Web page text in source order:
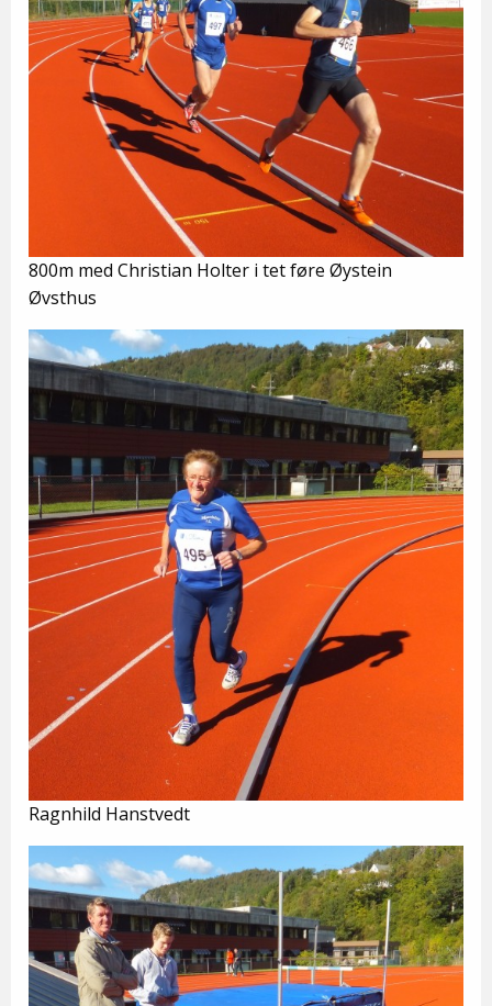
800m med Christian Holter i tet føre Øystein
Øvsthus
Ragnhild Hanstvedt